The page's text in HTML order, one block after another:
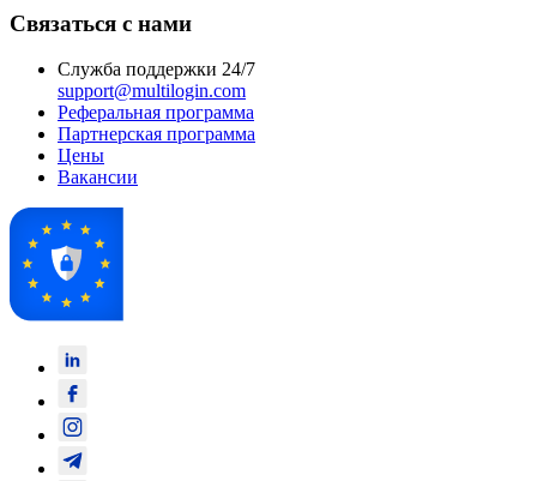
Связаться с нами
Служба поддержки 24/7
support@multilogin.com
Реферальная программа
Партнерская программа
Цены
Вакансии